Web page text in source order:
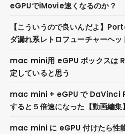
eGPUでiMovie速くなるのか？
【こういうので良いんだよ】
ダ漏れ系レトロフューチャーヘ
mac mini用 eGPU ボックスは
定していると思う
mac mini + eGPU で DaVinci
すると５倍速になった【動画編集】
mac mini に eGPU 付けたら性